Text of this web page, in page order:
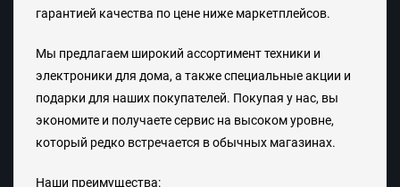
гарантией качества по цене ниже маркетплейсов.
Мы предлагаем широкий ассортимент техники и
электроники для дома, а также специальныеакции и
подарки для наших покупателей. Покупая у нас, вы
экономите и получаетесервис на высоком уровне,
который редко встречается в обычных магазинах.
Наши преимущества: